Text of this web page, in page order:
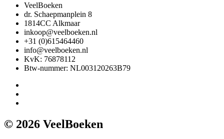
VeelBoeken
dr. Schaepmanplein 8
1814CC Alkmaar
inkoop@veelboeken.nl
+31 (0)615464460
info@veelboeken.nl
KvK: 76878112
Btw-nummer: NL003120263B79
© 2026 VeelBoeken